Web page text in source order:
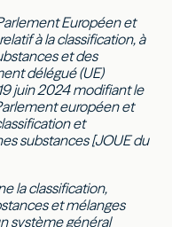
Européen et
à la classification, à
et des
délégué (UE)
juin 2024 modifiant le
européen et
et
substances [JOUE du
la classification,
et mélanges
système général